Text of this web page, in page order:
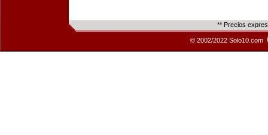
** Precios
© 2002/2022 Solo10.com